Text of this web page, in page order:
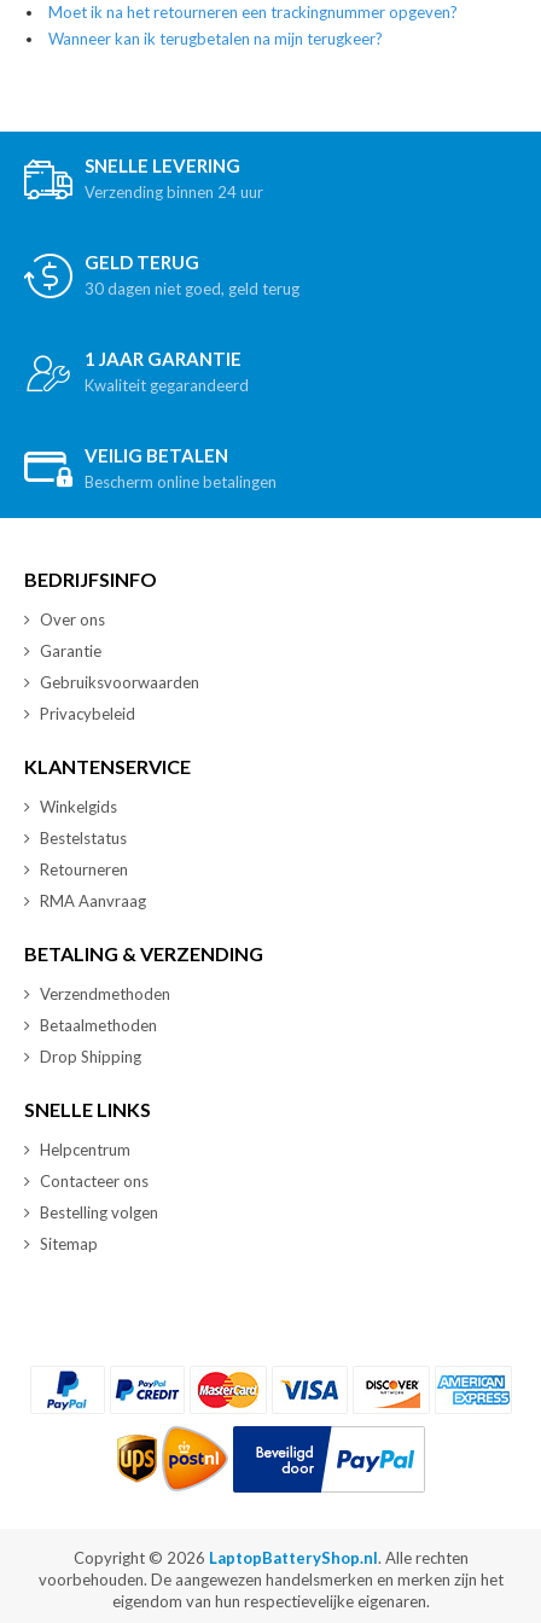
Moet ik na het retourneren een trackingnummer opgeven?
Wanneer kan ik terugbetalen na mijn terugkeer?
SNELLE LEVERING
Verzending binnen 24 uur
GELD TERUG
30 dagen niet goed, geld terug
1 JAAR GARANTIE
Kwaliteit gegarandeerd
VEILIG BETALEN
Bescherm online betalingen
BEDRIJFSINFO
Over ons
Garantie
Gebruiksvoorwaarden
Privacybeleid
KLANTENSERVICE
Winkelgids
Bestelstatus
Retourneren
RMA Aanvraag
BETALING & VERZENDING
Verzendmethoden
Betaalmethoden
Drop Shipping
SNELLE LINKS
Helpcentrum
Contacteer ons
Bestelling volgen
Sitemap
Copyright © 2026 LaptopBatteryShop.nl. Alle rechten
voorbehouden. De aangewezen handelsmerken en merken zijn het
eigendom van hun respectievelijke eigenaren.